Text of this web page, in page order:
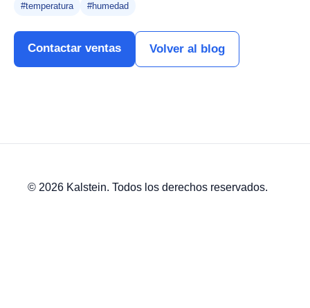
#temperatura
#humedad
Contactar ventas Volver al blog
© 2026 Kalstein. Todos los derechos reservados.